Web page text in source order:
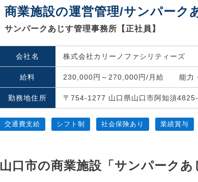
商業施設の運営管理/サンパーク
サンパークあじす管理事務所【正社員】
会社名
株式会社カリーノファシリティーズ
給料
230,000円～270,000円/月給 能力・
勤務地住所
〒754-1277 山口県山口市阿知須
交通費支給 シフト制 社会保険あり 業績賞与
山口市の商業施設「サンパーク